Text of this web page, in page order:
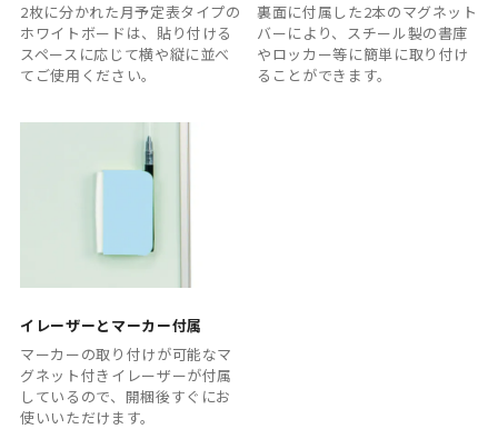
2枚に分かれた月予定表タイプの
ホワイトボードは、貼り付ける
スペースに応じて横や縦に並べ
てご使用ください。
裏面に付属した2本のマグネット
バーにより、スチール製の書庫
やロッカー等に簡単に取り付け
ることができます。
イレーザーとマーカー付属
マーカーの取り付けが可能なマ
グネット付きイレーザーが付属
しているので、開梱後すぐにお
使いいただけます。